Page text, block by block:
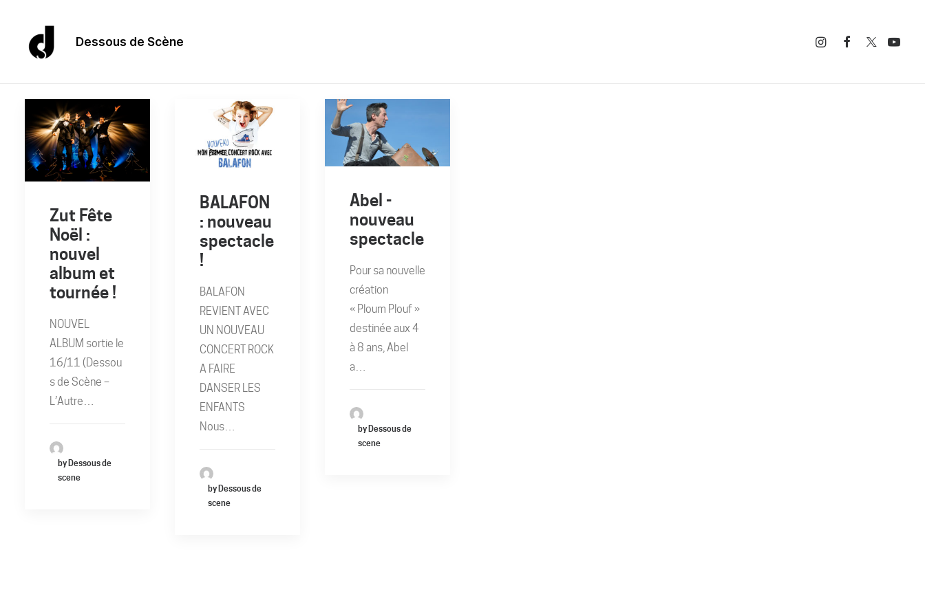
Dessous de Scène
Zut Fête
Noël :
nouvel
album et
tournée !
NOUVEL
ALBUM sortie le
16/11 (Dessou
s de Scène –
L’Autre…
by Dessous de
scene
BALAFON
: nouveau
spectacle
!
BALAFON
REVIENT AVEC
UN NOUVEAU
CONCERT ROCK
A FAIRE
DANSER LES
ENFANTS
Nous…
by Dessous de
scene
Abel -
nouveau
spectacle
Pour sa nouvelle
création
« Ploum Plouf »
destinée aux 4
à 8 ans, Abel
a…
by Dessous de
scene